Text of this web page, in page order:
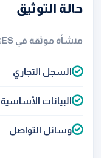
حالة التوثيق
منشأة موثقة في VWIRES
السجل التجاري
البيانات الأساسية
وسائل التواصل